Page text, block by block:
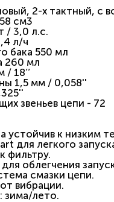
2-х тактный, с
см3
/ 3,0 л.с.
л/ч
бака 550 мл
260 мл
18’’
1,5 мм / 0,058''
звеньев цепи - 72
устойчив к низким
для легкого
фильтру.
облегчения
смазки цепи.
вибрации.
зима/лето.